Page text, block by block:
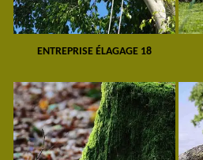
ENTREPRISE ÉLAGAGE 18